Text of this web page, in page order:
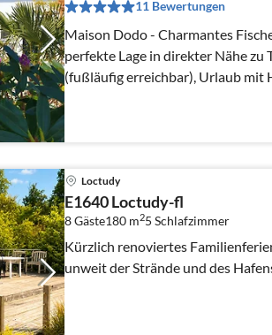
11 Bewertungen
Maison Dodo - Charmantes
perfekte Lage in direkter Nähe zu
(fußläufig erreichbar), Urlaub mit
Loctudy
E1640 Loctudy-fl
8 Gäste180 m25 Schlafzimmer
Kürzlich renoviertes
unweit der Strände und des